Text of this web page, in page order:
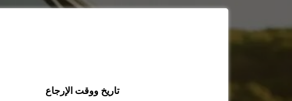
تاريخ ووقت الإرجاع